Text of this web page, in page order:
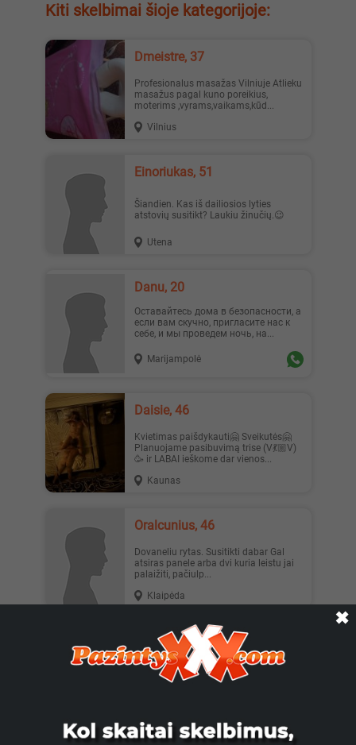
Kiti skelbimai šioje kategorijoje:
dmeistre, 37
Profesionalus masažas Vilniuje Atlieku
masažus pagal kuno poreikius,
moterims ,vyrams,vaikams,kūd...
Vilnius
Einoriukas, 51
Šiandien. Kas iš dailiosios lyties
atstovių susitikt? Laukiu žinučių.😉
Utena
Danu, 20
Оставайтесь дома в безопасности, а
если вам скучно, пригласите нас к
себе, и мы проведем ночь, на...
Marijampolė
Daisie, 46
Kvietimas paišdykauti🤗 Sveikutės🤗
Planuojame pasibuvimą trise (V💃🏼V)
🥳 ir LABAI ieškome dar vienos...
Kaunas
oralcunius, 46
Dovaneliu rytas. Susitikti dabar Gal
atsiras panele arba dvi kuria leistu jai
palaižiti, pačiulp...
Klaipėda
Mazuciau, 36
5vyru kurie isdrystu mane isdrystu
dulkinti ieskome drasiu ir su stovinciais
✖